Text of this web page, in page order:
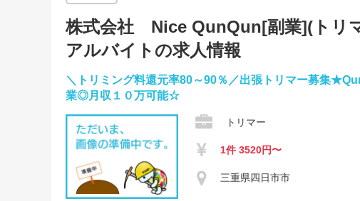
株式会社 Nice QunQun[副業](トリ
アルバイトの求人情報
＼トリミング料還元率80～90％／出張トリマー募集
業◎月収１０万可能☆
トリマー
1件 3520円〜
三重県四日市市